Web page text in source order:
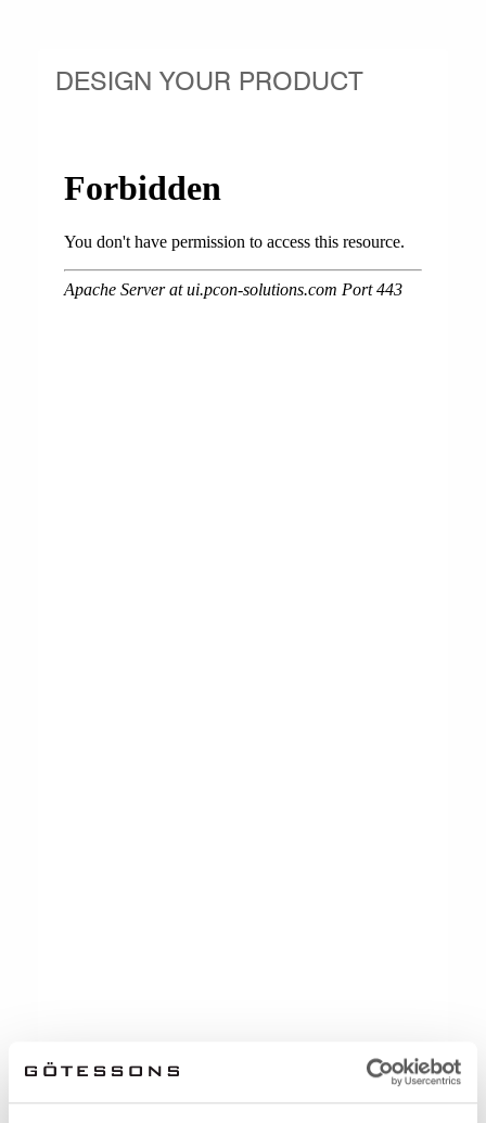
DESIGN YOUR PRODUCT